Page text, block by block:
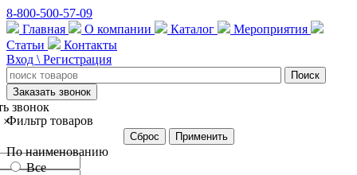
8-800-500-57-09
Главная
О компании Каталог
Мероприятия
Статьи
Контакты
Вход \ Регистрация
Заказать звонок
звонок
×Фильтр товаров
Сброс Применить
По наименованию
Все